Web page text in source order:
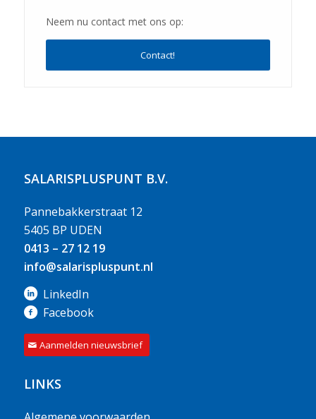
Neem nu contact met ons op:
Contact!
SALARISPLUSPUNT B.V.
Pannebakkerstraat 12
5405 BP UDEN
0413 – 27 12 19
info@salarispluspunt.nl
LinkedIn
Facebook
Aanmelden nieuwsbrief
LINKS